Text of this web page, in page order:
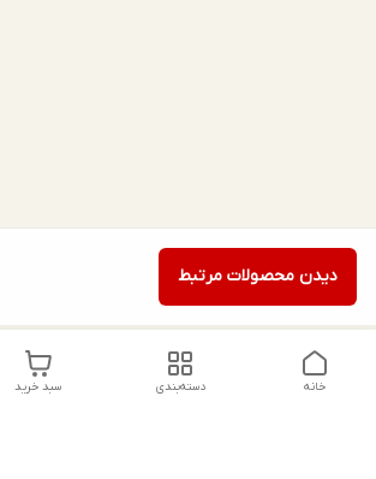
دیدن محصولات مرتبط
سبد خرید دسته‌بندی خانه